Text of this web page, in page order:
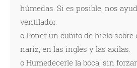
húmedas. Si es posible, nos
ventilador.
o Poner un cubito de hielo sobre
nariz, en las ingles y las axilas.
o Humedecerle la boca, sin